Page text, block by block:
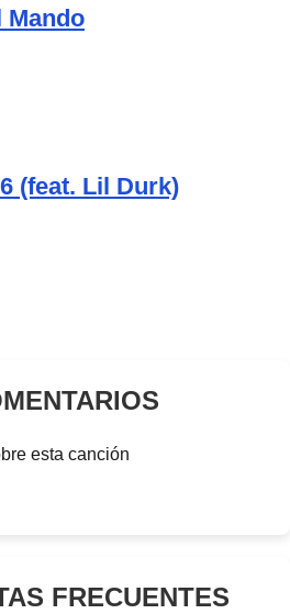
Mando
(feat. Lil Durk)
esta canción
FRECUENTES